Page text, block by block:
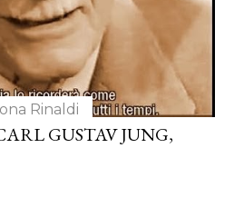
Rinaldi
GUSTAV JUNG,